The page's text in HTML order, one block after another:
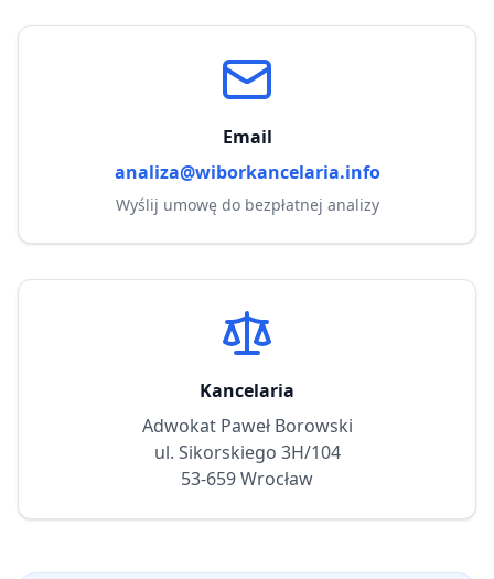
Email
analiza@wiborkancelaria.info
Wyślij umowę do bezpłatnej analizy
Kancelaria
Adwokat Paweł Borowski
ul. Sikorskiego 3H/104
53-659 Wrocław